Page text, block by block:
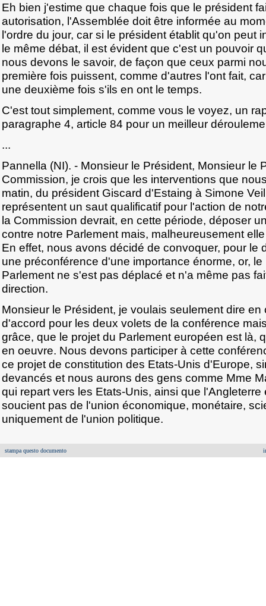
Eh bien j'estime que chaque fois que le président
autorisation, l'Assemblée doit être informée au
l'ordre du jour, car si le président établit qu'on peut
le même débat, il est évident que c'est un pouvoir
nous devons le savoir, de façon que ceux parmi
première fois puissent, comme d'autres l'ont fait,
une deuxième fois s'ils en ont le temps.
C'est tout simplement, comme vous le voyez, un
paragraphe 4, article 84 pour un meilleur
...
Pannella (NI). - Monsieur le Président, Monsieur le
Commission, je crois que les interventions que
matin, du président Giscard d'Estaing à Simone
représentent un saut qualificatif pour l'action de
la Commission devrait, en cette période, déposer
contre notre Parlement mais, malheureusement
En effet, nous avons décidé de convoquer, pour le
une préconférence d'une importance énorme, or,
Parlement ne s'est pas déplacé et n'a même pas
direction.
Monsieur le Président, je voulais seulement dire
d'accord pour les deux volets de la conférence
grâce, que le projet du Parlement européen est là,
en oeuvre. Nous devons participer à cette
ce projet de constitution des Etats-Unis d'Europe,
devancés et nous aurons des gens comme Mme
qui repart vers les Etats-Unis, ainsi que
soucient pas de l'union économique, monétaire,
uniquement de l'union politique.
stampa questo documento